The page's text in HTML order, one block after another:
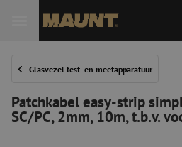
Glasvezel test- en meetapparatuur
Patchkabel easy-strip
SC/PC, 2mm, 10m, t.b.v.